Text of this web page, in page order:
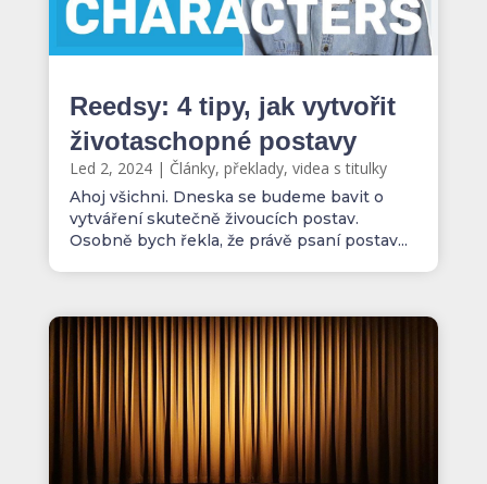
Reedsy: 4 tipy, jak vytvořit
životaschopné postavy
Led 2, 2024| Články, překlady, videa s titulky
Ahoj všichni. Dneska se budeme bavit o
vytváření skutečně živoucích postav.
Osobně bych řekla, že právě psaní postav...